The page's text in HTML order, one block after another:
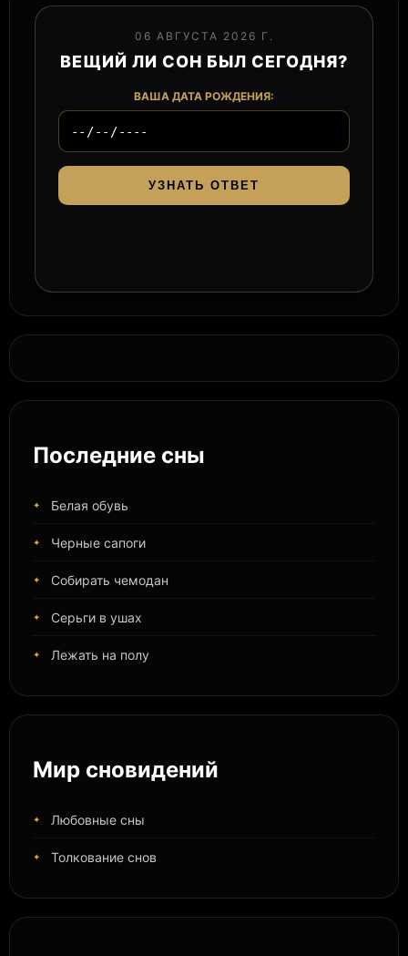
06 АВГУСТА 2026 Г.
ВЕЩИЙ ЛИ СОН БЫЛ СЕГОДНЯ?
ВАША ДАТА РОЖДЕНИЯ:
УЗНАТЬ ОТВЕТ
Последние сны
Белая обувь
Черные сапоги
Собирать чемодан
Серьги в ушах
Лежать на полу
Мир сновидений
Любовные сны
Толкование снов